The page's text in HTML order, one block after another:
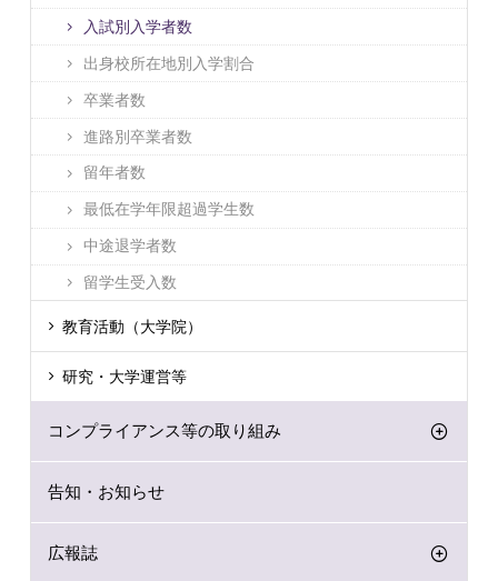
入試別入学者数
出身校所在地別入学割合
卒業者数
進路別卒業者数
留年者数
最低在学年限超過学生数
中途退学者数
留学生受入数
教育活動（大学院）
研究・大学運営等
コンプライアンス等の取り組み
告知・お知らせ
広報誌